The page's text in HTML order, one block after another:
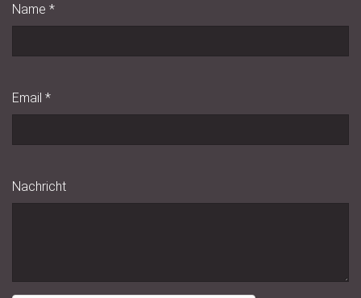
Name *
Email *
Nachricht